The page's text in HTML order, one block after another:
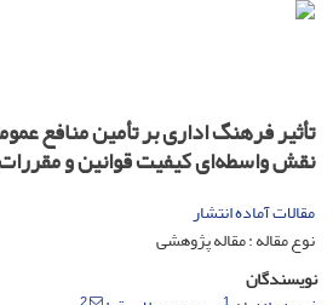
تأثیر فرهنگ اداری بر تأمین منافع
نقش واسطه‌ای کیفیت قوانین و
مقالات آماده انتشار
نوع مقاله : مقاله پژوهشی
نویسندگان